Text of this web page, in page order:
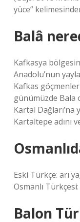
yüce”
Balâ
Kafkasya
Anadolu’nun
Kafkas
günümüzde Bala
Kartal
Kartaltepe adını
Eski Türkçe: arı
Balon